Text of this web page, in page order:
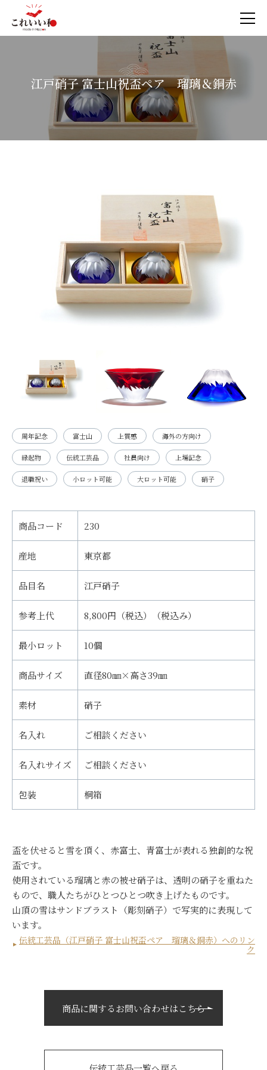
江戸硝子 富士山祝盃ペア 瑠璃＆銅赤
周年記念 富士山 上質感 海外の方向け
縁起物 伝統工芸品 社員向け 上場記念
退職祝い 小ロット可能 大ロット可能 硝子
商品コード 230
産地 東京都
品目名 江戸硝子
参考上代 8,800円（税込）（税込み）
最小ロット 10個
商品サイズ 直径80㎜×高さ39㎜
素材 硝子
名入れ ご相談ください
名入れサイズ ご相談ください
包装 桐箱
盃を伏せると雪を頂く、赤富士、青富士が表れる独創的な祝
盃です。
使用されている瑠璃と赤の被せ硝子は、透明の硝子を重ねた
もので、職人たちがひとつひとつ吹き上げたものです。
山頂の雪はサンドブラスト（彫刻硝子）で写実的に表現して
います。
伝統工芸品（江戸硝子 富士山祝盃ペア 瑠璃＆銅赤）へのリン
ク
商品に関するお問い合わせはこちら